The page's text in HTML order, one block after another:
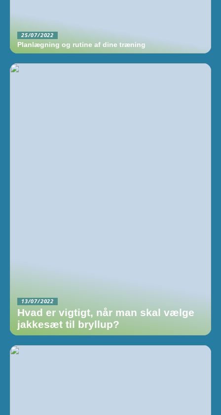
25/07/2022
Planlægning og rutine af dine træning
13/07/2022
Hvad er vigtigt, når man skal vælge
jakkesæt til bryllup?